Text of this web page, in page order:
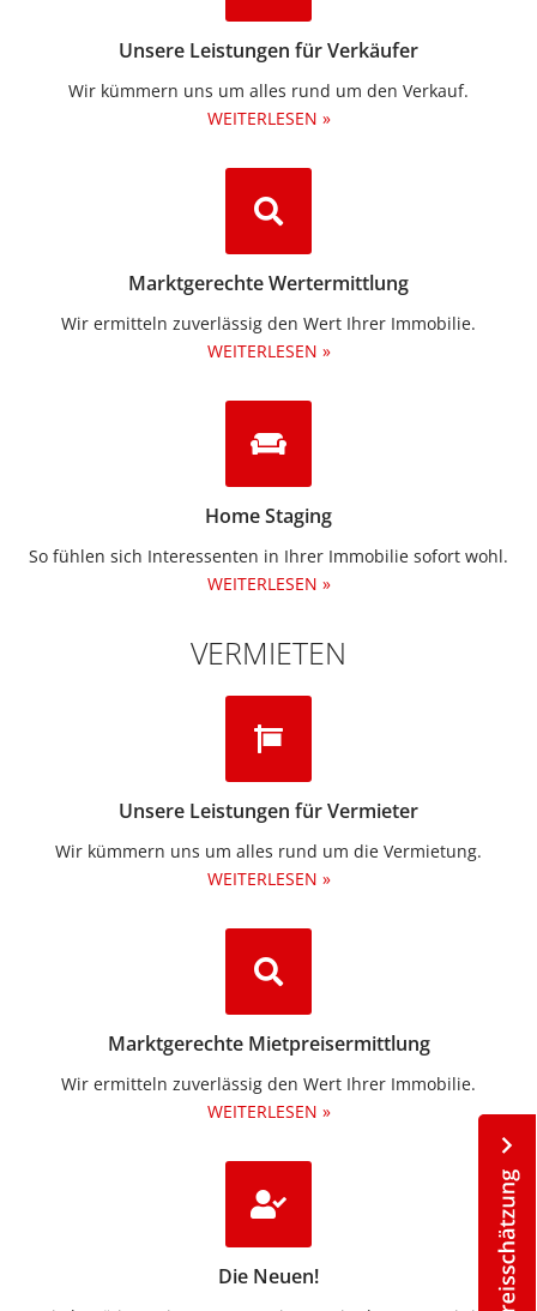
Unsere Leistungen für Verkäufer
Wir kümmern uns um alles rund um den Verkauf.
WEITERLESEN »
Marktgerechte Wertermittlung
Wir ermitteln zuverlässig den Wert Ihrer Immobilie.
WEITERLESEN »
Home Staging
So fühlen sich Interessenten in Ihrer Immobilie sofort wohl.
WEITERLESEN »
VERMIETEN
Unsere Leistungen für Vermieter
Wir kümmern uns um alles rund um die Vermietung.​
WEITERLESEN »
Marktgerechte Mietpreisermittlung
Wir ermitteln zuverlässig den Wert Ihrer Immobilie.
WEITERLESEN »
Die Neuen!